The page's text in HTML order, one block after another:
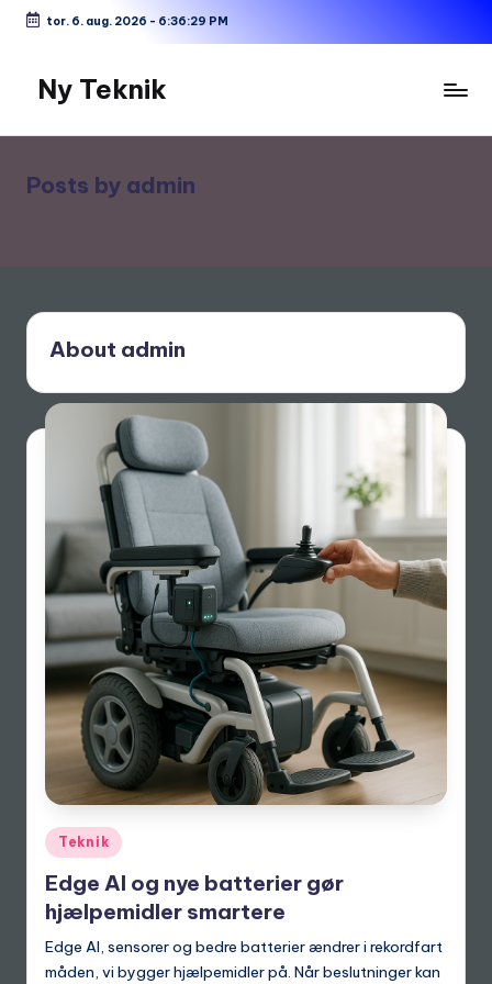
content
tor. 6. aug. 2026 - 6:36:30 PM
Ny Teknik
Posts by admin
About admin
Posted
in
Teknik
Edge AI og nye batterier gør
hjælpemidler smartere
Edge AI, sensorer og bedre batterier ændrer i rekordfart
måden, vi bygger hjælpemidler på. Når beslutninger kan